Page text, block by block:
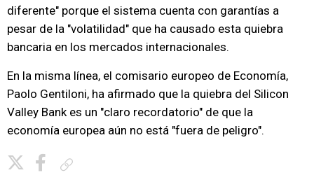
diferente" porque el sistema cuenta con garantías a
pesar de la "volatilidad" que ha causado esta quiebra
bancaria en los mercados internacionales.
En la misma línea, el comisario europeo de Economía,
Paolo Gentiloni, ha afirmado que la quiebra del Silicon
Valley Bank es un "claro recordatorio" de que la
economía europea aún no está "fuera de peligro".